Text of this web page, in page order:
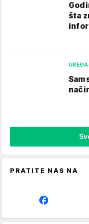
šta
PRATITE NAS NA